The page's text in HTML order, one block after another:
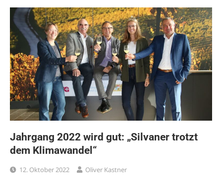
Jahrgang 2022 wird gut: „Silvaner trotzt
dem Klimawandel“
12. Oktober 2022 Oliver Kastner